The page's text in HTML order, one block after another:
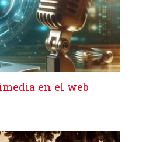
en el web